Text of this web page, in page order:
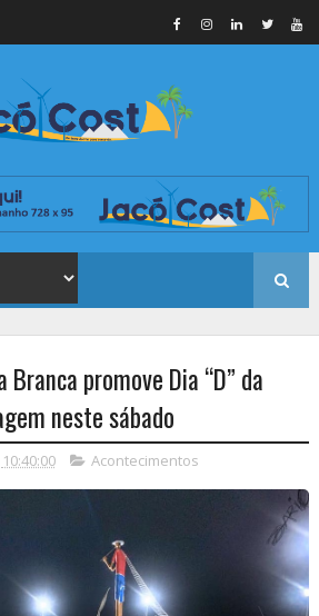
promove Dia “D” da
neste sábado
10:40:00 Acontecimentos